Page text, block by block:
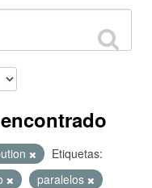
Etiquetas:
paralelos